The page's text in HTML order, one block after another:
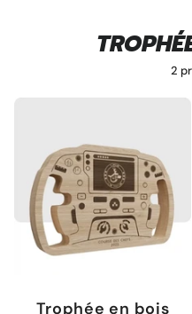
Pins personnalisé
Porte clé à graver
2
Trophée en bois